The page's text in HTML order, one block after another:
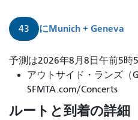
43 にMunich + Geneva
予測は2026年8月8日午前5時
アウトサイド・ランズ（
SFMTA.com/Concerts
ルートと到着の詳細